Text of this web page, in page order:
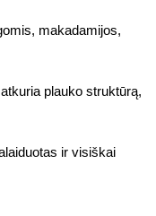
makadamijos,
plauko struktūrą,
ir visiškai